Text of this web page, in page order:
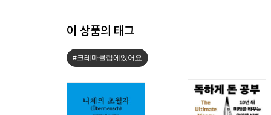
이 상품의 태그
#크레마클럽에있어요